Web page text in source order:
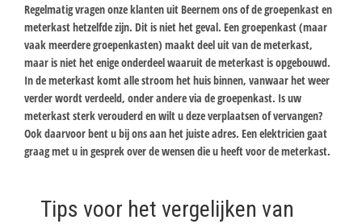
Regelmatig vragen onze klanten uit Beernem ons of de groepenkast en
meterkast hetzelfde zijn. Dit is niet het geval. Een groepenkast (maar
vaak meerdere groepenkasten) maakt deel uit van de meterkast,
maar is niet het enige onderdeel waaruit de meterkast is opgebouwd.
In de meterkast komt alle stroom het huis binnen, vanwaar het weer
verder wordt verdeeld, onder andere via de groepenkast. Is uw
meterkast sterk verouderd en wilt u deze verplaatsen of vervangen?
Ook daarvoor bent u bij ons aan het juiste adres. Een elektricien gaat
graag met u in gesprek over de wensen die u heeft voor de meterkast.
Tips voor het vergelijken van